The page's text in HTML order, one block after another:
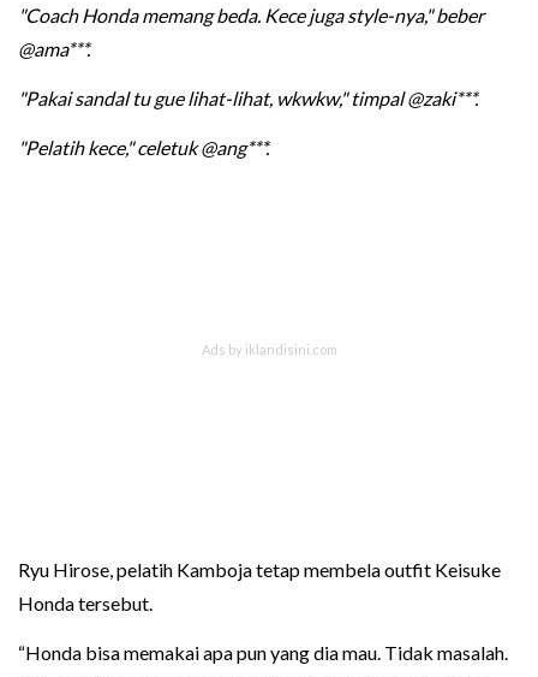
"Coach Honda memang beda. Kece juga style-nya," beber
@ama***.
"Pakai sandal tu gue lihat-lihat, wkwkw," timpal @zaki***.
"Pelatih kece," celetuk @ang***.
Ryu Hirose, pelatih Kamboja tetap membela outfit Keisuke
Honda tersebut.
“Honda bisa memakai apa pun yang dia mau. Tidak masalah.